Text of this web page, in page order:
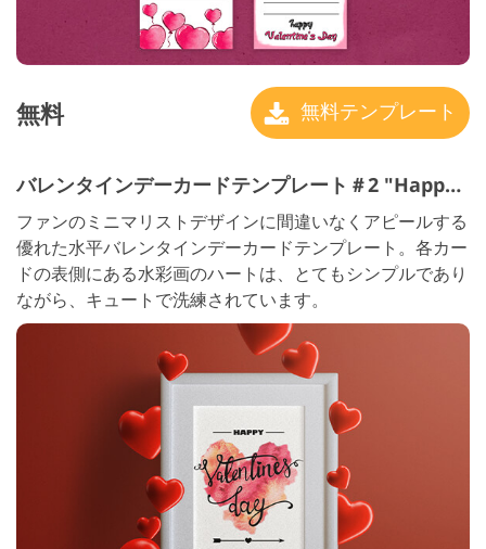
無料 無料テンプレート
バレンタインデーカードテンプレート＃2 "Happy Valentine"s Day"
ファンのミニマリストデザインに間違いなくアピールする
優れた水平バレンタインデーカードテンプレート。各カー
ドの表側にある水彩画のハートは、とてもシンプルであり
ながら、キュートで洗練されています。